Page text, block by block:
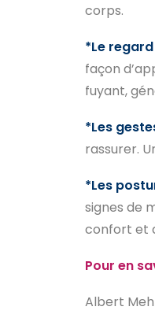
corps.
*Le regard
façon
fuyant,
*Les
rassurer.
*Les
signes de
confort et
Pour en
Albert